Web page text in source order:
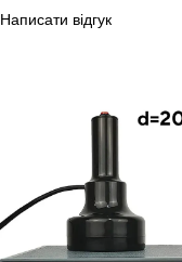
Написати відгук